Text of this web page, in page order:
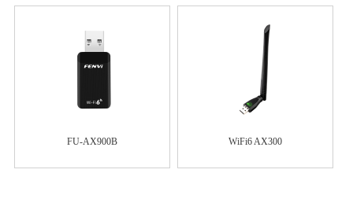
FU-AX900B WiFi6 AX300